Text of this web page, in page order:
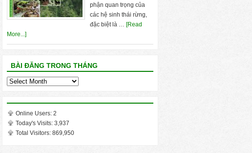
phận quan trọng của
các hệ sinh thái rừng,
đặc biệt là … [Read
More...]
BÀI ĐĂNG TRONG THÁNG
Bài
thángOnline Users: 2
Today's Visits: 3,937
Total Visitors: 869,950